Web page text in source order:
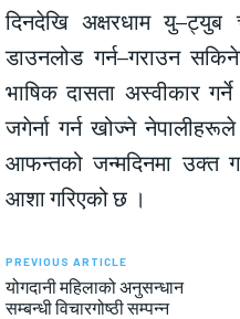
दिनदेखि अक्षरधाम यु–ट्युब
डाउनलोड गर्न–गराउन
भाषिक दासता अस्वीकार
जगेर्ना गर्न खोज्ने
आफन्तको जन्मदिनमा उक्त
आशा गरिएको छ ।
PREVIOUS ARTICLE
योगदानी महिलाको अनुसन्धान
सम्बन्धी विचारगोष्ठी सम्पन्न